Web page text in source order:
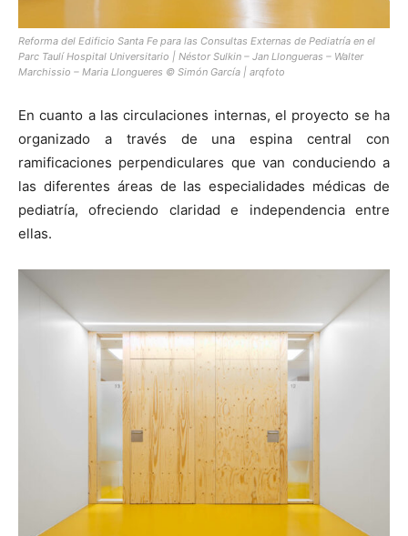
Reforma del Edificio Santa Fe para las Consultas Externas de Pediatría en el
Parc Taulí Hospital Universitario | Néstor Sulkin – Jan Llongueras – Walter
Marchissio – Maria Llongueres © Simón García | arqfoto
En cuanto a las circulaciones internas, el proyecto se ha
organizado a través de una espina central con
ramificaciones perpendiculares que van conduciendo a
las diferentes áreas de las especialidades médicas de
pediatría, ofreciendo claridad e independencia entre
ellas.